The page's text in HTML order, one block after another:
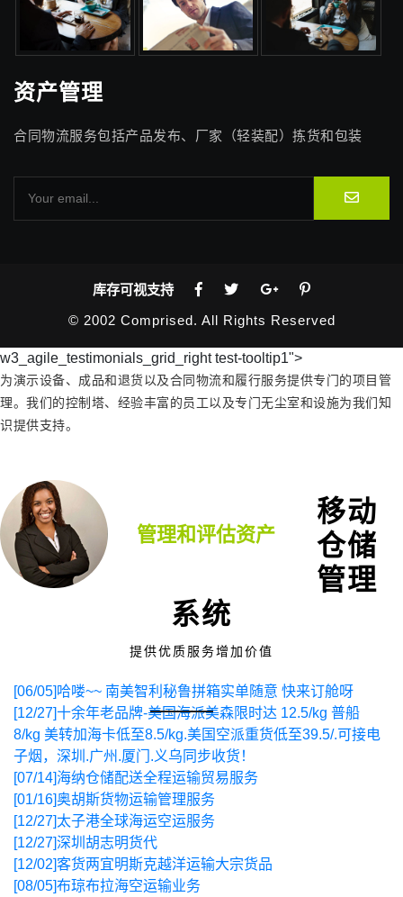
资产管理
合同物流服务包括产品发布、厂家（轻装配）拣货和包装
库存可视支持
© 2002 Comprised. All Rights Reserved
w3_agile_testimonials_grid_right test-tooltip1">
为演示设备、成品和退货以及合同物流和履行服务提供专门的项目管
理。我们的控制塔、经验丰富的员工以及专门无尘室和设施为我们知
识提供支持。
管理和评估资产
移动
仓储
管理
系统
提供优质服务增加价值
[06/05]哈喽~~ 南美智利秘鲁拼箱实单随意 快来订舱呀
[12/27]十余年老品牌-美国海派美森限时达 12.5/kg 普船
8/kg 美转加海卡低至8.5/kg.美国空派重货低至39.5/.可接电
子烟，深圳.广州.厦门.义乌同步收货！
[07/14]海纳仓储配送全程运输贸易服务
[01/16]奥胡斯货物运输管理服务
[12/27]太子港全球海运空运服务
[12/27]深圳胡志明货代
[12/02]客货两宜明斯克越洋运输大宗货品
[08/05]布琼布拉海空运输业务